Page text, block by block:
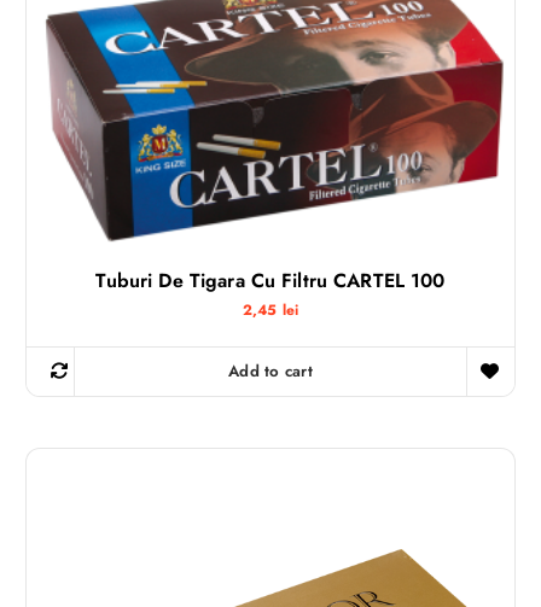
Tuburi De Tigara Cu Filtru CARTEL 100
2,45 lei
Add to cart